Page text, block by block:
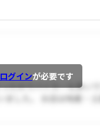
ログインが必要です